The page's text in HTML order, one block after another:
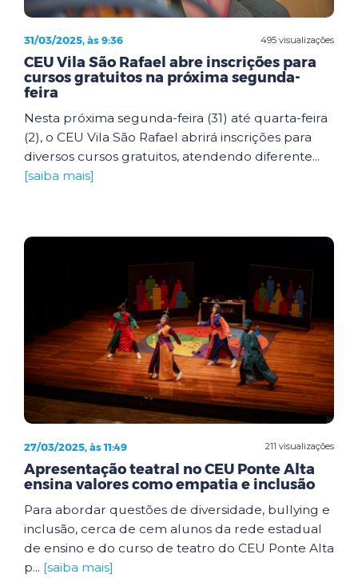
495 visualizações
31/03/2025, às 9:36
CEU Vila São Rafael abre inscrições para
cursos gratuitos na próxima segunda-
feira
Nesta próxima segunda-feira (31) até quarta-feira
(2), o CEU Vila São Rafael abrirá inscrições para
diversos cursos gratuitos, atendendo diferente...
[saiba mais]
211 visualizações
27/03/2025, às 11:49
Apresentação teatral no CEU Ponte Alta
ensina valores como empatia e inclusão
Para abordar questões de diversidade, bullying e
inclusão, cerca de cem alunos da rede estadual
de ensino e do curso de teatro do CEU Ponte Alta
p... [saiba mais]